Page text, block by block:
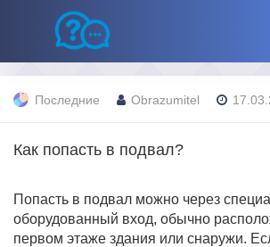
Последние Obrazumitel
Как попасть в подвал?
Попасть в подвал можно через
оборудованный вход, обычно
первом этаже здания или снаружи.